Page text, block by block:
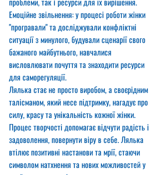
Емоційне звільнення: у процесі роботи жінки
"програвали" та досліджували конфліктні
ситуації з минулого, будували сценарії свого
бажаного майбутнього, навчалися
висловлювати почуття та знаходити ресурси
для саморегуляції.
Лялька стає не просто виробом, а своєрідним
талісманом, який несе підтримку, нагадує про
силу, красу та унікальність кожної жінки.
Процес творчості допомагає відчути радість і
задоволення, повернути віру в себе. Лялька
втілює позитивні настанови та мрії, стаючи
символом натхнення та нових можливостей у